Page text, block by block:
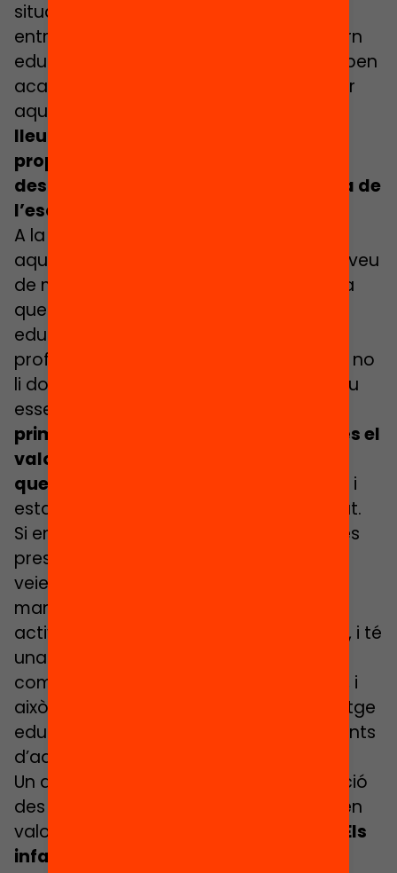
situació de vulnerabilitat i redueixen els
entrebancs que poden trobar en l’entorn
educatiu. En definitiva, els que hi participen
acaben tenint més oportunitats i és, per
aquest motiu, que
lleure ha de ser una prioritat i una
proposta de valor per reduir les
desigualtats que es poden donar fora de
l’escola.
A la nostra societat no es prioritzen
aquestes propostes educatives i no es veu
de manera clara com una necessitat, ja
que les polítiques, els grups de recerca
educativa (amb excepcions) o els
professionals de l’educació, en general, no
li donen un valor com un agent educatiu
essencial. Per això mateix,
primeres coses que hem d’entendre és el
valor educatiu d’aquestes activitats,
que moltes persones desconeixen
tot i
estar molt arrelades a la nostra societat.
Si ens fixem en metodologies educatives
presents en el nostre sistema educatiu,
veiem que el lleure educatiu té una
manera de fer pròpia de la pedagogia
activa, dins del seu model metodològic, i té
una clara intencionalitat educativa. Té
com a missió una millora de la societat, i
això fa que aquest procés d’aprenentatge
educatiu sigui significatiu pels participants
d’aquestes activitats.
Un altre element essencial és la promoció
des de les entitats del lleure per posar en
valor la tasca educativa que realitzen.
Els
infants que hi participen tenen la